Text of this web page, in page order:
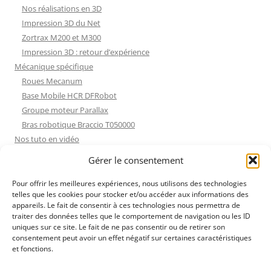
Gérer le consentement
Pour offrir les meilleures expériences, nous utilisons des technologies
telles que les cookies pour stocker et/ou accéder aux informations des
appareils. Le fait de consentir à ces technologies nous permettra de
traiter des données telles que le comportement de navigation ou les ID
uniques sur ce site. Le fait de ne pas consentir ou de retirer son
consentement peut avoir un effet négatif sur certaines caractéristiques
et fonctions.
Nos réalisations en 3D
Impression 3D du Net
Zortrax M200 et M300
Impression 3D : retour d’expérience
Mécanique spécifique
Roues Mecanum
Base Mobile HCR DFRobot
Groupe moteur Parallax
Bras robotique Braccio T050000
Nos tuto en vidéo
Les Moteurs Pas à Pas
Projets Processing
Amélioration de l’habitat
Tir sportif
Fichiers dessin
Fichiers dessin